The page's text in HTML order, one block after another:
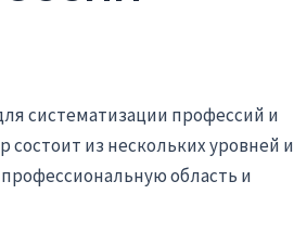
систематизации профессий и
из нескольких уровней и
область и